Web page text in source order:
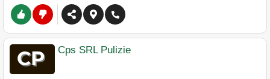
Cps SRL Pulizie